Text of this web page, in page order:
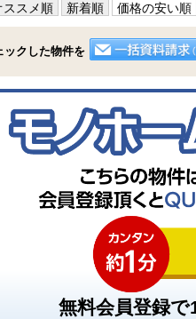
ススメ順 新着順 価格の安い順
ックした物件を
無料会員登録で